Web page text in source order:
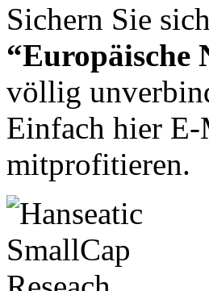
Sichern Sie
“Europäische
völlig
Einfach hier E-
mitprofitieren.